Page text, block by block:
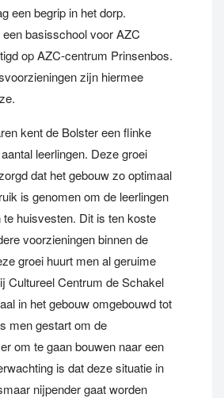
een begrip in het dorp.
basisschool voor AZC
op AZC-centrum Prinsenbos.
zijn hiermee
kent de Bolster een flinke
leerlingen. Deze groei
dat het gebouw zo optimaal
is genomen om de leerlingen
huisvesten. Dit is ten koste
voorzieningen binnen de
groei huurt men al geruime
Cultureel Centrum de Schakel
in het gebouw omgebouwd tot
men gestart om de
om te gaan bouwen naar een
is dat deze situatie in
nijpender gaat worden